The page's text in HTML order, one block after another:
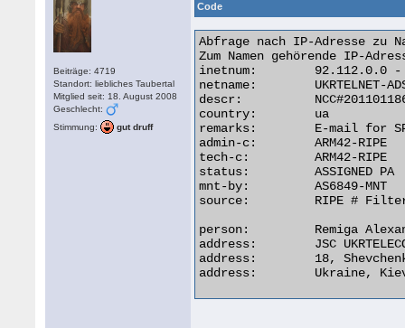
Beiträge: 4719
Standort: liebliches Taubertal
Mitglied seit: 18. August 2008
Geschlecht:
Stimmung:
gut druff
Code
Abfrage nach IP-Adresse zu
Zum Namen gehörende IP-
inetnum:        92.112.0.0 -
netname:        UKRTELNET-
descr:
country:        ua
remarks:        E-mail for
admin-c:        ARM42-RIPE
tech-c:         ARM42-RIPE
status:         ASSIGNED PA
mnt-by:         AS6849-MNT
source:         RIPE #
person:         Remiga
address:        JSC
address:        18,
address:        Ukraine,